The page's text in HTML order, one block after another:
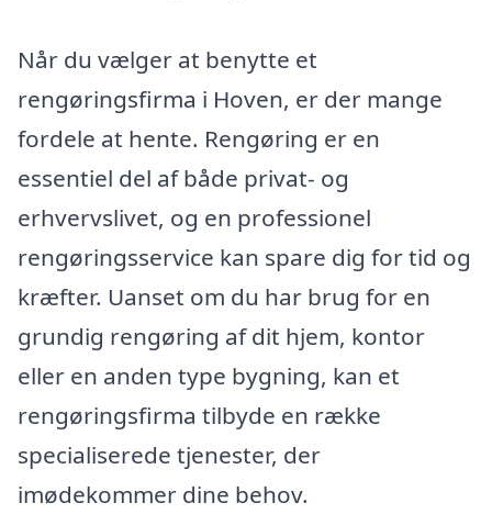
Når du vælger at benytte et
rengøringsfirma i Hoven, er der mange
fordele at hente. Rengøring er en
essentiel del af både privat- og
erhvervslivet, og en professionel
rengøringsservice kan spare dig for tid og
kræfter. Uanset om du har brug for en
grundig rengøring af dit hjem, kontor
eller en anden type bygning, kan et
rengøringsfirma tilbyde en række
specialiserede tjenester, der
imødekommer dine behov.